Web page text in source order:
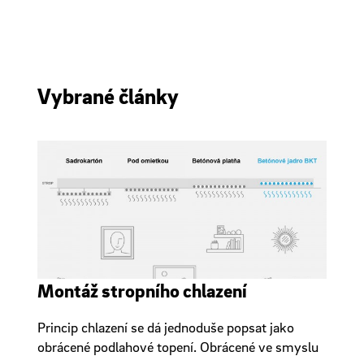
Vybrané články
Montáž stropního chlazení
Princip chlazení se dá jednoduše popsat jako
obrácené podlahové topení. Obrácené ve smyslu